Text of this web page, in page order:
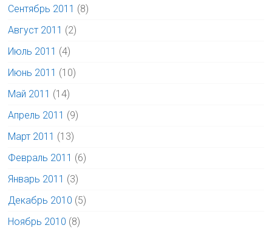
Сентябрь 2011 (8)
Август 2011 (2)
Июль 2011 (4)
Июнь 2011 (10)
Май 2011 (14)
Апрель 2011 (9)
Март 2011 (13)
Февраль 2011 (6)
Январь 2011 (3)
Декабрь 2010 (5)
Ноябрь 2010 (8)